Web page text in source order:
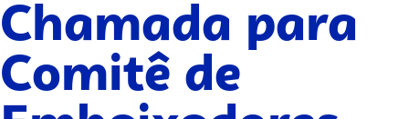
Chamada para
Comitê de